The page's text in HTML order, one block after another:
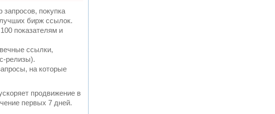
покупка
бирж ссылок.
показателям и
ссылки,
релизы).
на которые
продвижение в
первых 7 дней.